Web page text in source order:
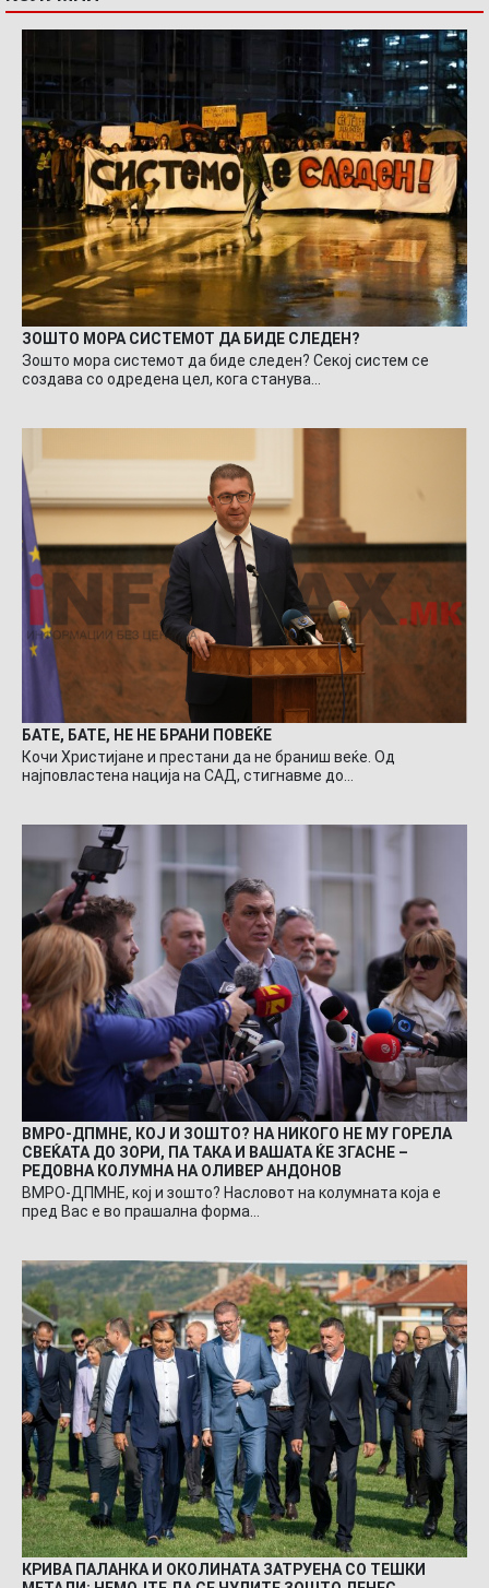
ЗОШТО МОРА СИСТЕМОТ ДА БИДЕ СЛЕДЕН?
Зошто мора системот да биде следен? Секој систем се
создава со одредена цел, кога станува…
БАТЕ, БАТЕ, НЕ НЕ БРАНИ ПОВЕЌЕ
Кочи Христијане и престани да не браниш веќе. Од
најповластена нација на САД, стигнавме до…
ВМРО-ДПМНЕ, КОЈ И ЗОШТО? НА НИКОГО НЕ МУ ГОРЕЛА
СВЕЌАТА ДО ЗОРИ, ПА ТАКА И ВАШАТА ЌЕ ЗГАСНЕ –
РЕДОВНА КОЛУМНА НА ОЛИВЕР АНДОНОВ
ВМРО-ДПМНЕ, кој и зошто? Насловот на колумната која е
пред Вас е во прашална форма…
КРИВА ПАЛАНКА И ОКОЛИНАТА ЗАТРУЕНА СО ТЕШКИ